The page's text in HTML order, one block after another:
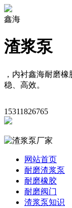
鑫海
渣浆泵
，内衬鑫海耐磨
稳、高效。
15311826765
网站首页
耐磨渣浆泵
耐磨橡胶
耐磨阀门
渣浆泵知识